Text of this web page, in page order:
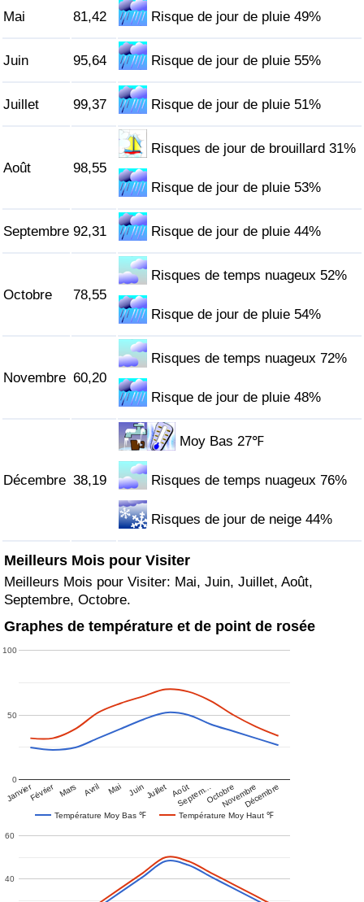
Mai 81,42 Risque de jour de pluie 49%
Juin 95,64 Risque de jour de pluie 55%
Juillet 99,37 Risque de jour de pluie 51%
Août 98,55
Risques de jour de brouillard 31%
Risque de jour de pluie 53%
Septembre 92,31 Risque de jour de pluie 44%
Octobre 78,55
Risques de temps nuageux 52%
Risque de jour de pluie 54%
Novembre 60,20
Risques de temps nuageux 72%
Risque de jour de pluie 48%
Décembre 38,19
Moy Bas 27℉
Risques de temps nuageux 76%
Risques de jour de neige 44%
Meilleurs Mois pour Visiter
Meilleurs Mois pour Visiter: Mai, Juin, Juillet, Août,
Septembre, Octobre.
Graphes de température et de point de rosée
Température Moy Bas ℉ Température Moy Haut ℉
JanvierFévrier Mars Avril Mai Juin Juillet Août
Septem…OctobreNovembreDécembre
0
50
100
40
60